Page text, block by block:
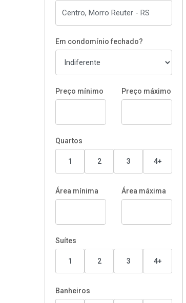
Em condomínio fechado?
Preço mínimo Preço máximo
Quartos
1 2 3 4+
Área mínima Área máxima
Suítes
1 2 3 4+
Banheiros